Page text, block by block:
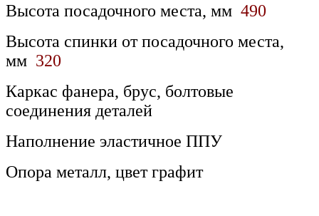
Высота посадочного места, мм 490
Высота спинки от посадочного места,
мм 320
Каркас фанера, брус, болтовые
соединения деталей
Наполнение эластичное ППУ
Опора металл, цвет графит